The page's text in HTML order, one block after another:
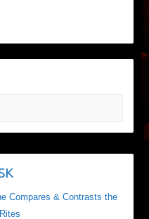
Compares & Contrasts the